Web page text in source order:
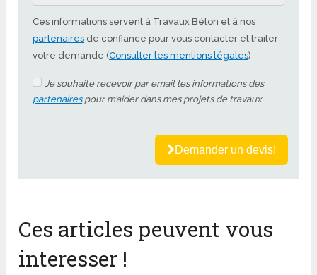
Ces informations servent à Travaux Béton et à nos
partenaires de confiance pour vous contacter et traiter
votre demande (Consulter les mentions légales)
Je souhaite recevoir par email les informations des
partenairespour m’aider dans mes projets de travaux
Demander un devis!
Ces articles peuvent vous
interesser !